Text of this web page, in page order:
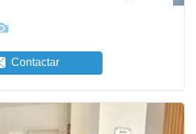
Contactar